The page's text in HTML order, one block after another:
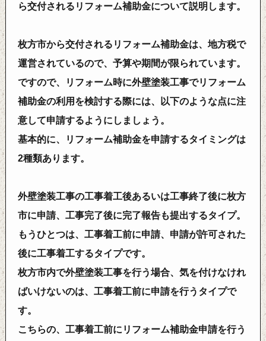
ら交付されるリフォーム補助金について説明します。
枚方市から交付されるリフォーム補助金は、地方税で
運営されているので、予算や期間が限られています。
ですので、リフォーム時に外壁塗装工事でリフォーム
補助金の利用を検討する際には、以下のような点に注
意して申請するようにしましょう。
基本的に、リフォーム補助金を申請するタイミングは
2種類あります。
外壁塗装工事の工事着工後あるいは工事終了後に枚方
市に申請、工事完了後に完了報告も提出するタイプ。
もうひとつは、工事着工前に申請、申請が許可された
後に工事着工するタイプです。
枚方市内で外壁塗装工事を行う場合、気を付けなけれ
ばいけないのは、工事着工前に申請を行うタイプで
す。
こちらの、工事着工前にリフォーム補助金申請を行う